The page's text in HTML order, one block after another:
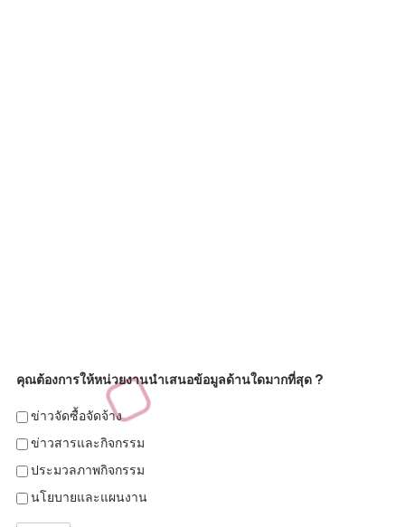
คุณต้องการให้หน่วยงานนำเสนอข้อมูลด้านใดมากที่สุด ?
ข่าวจัดซื้อจัดจ้าง
ข่าวสารและกิจกรรม
ประมวลภาพกิจกรรม
นโยบายและแผนงาน